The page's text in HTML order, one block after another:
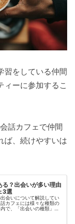
習をしている仲間
ィーに参加するこ
話カフェで仲間
ば、続けやすいは
る？出会いが多い理由
3選
会いについて解説してい
カフェには様々な種類の
で、「出会いの種類」と